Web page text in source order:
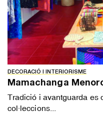
DECORACIÓ I INTERIORISME
Mamachanga
Tradició i avantguarda es
col·leccions...